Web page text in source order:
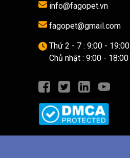
info@fagopet.vn
fagopet@gmail.com
Thứ 2 - 7 : 9:00 - 19:00
Chủ nhật : 9:00 - 18:00